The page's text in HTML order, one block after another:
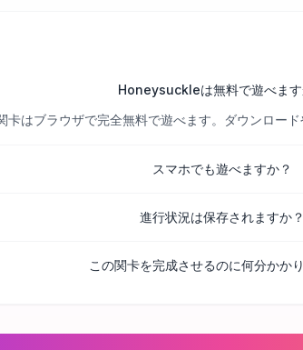
Honeysuckleは無料で遊べます
はブラウザで完全無料で遊べます。ダウンロード
スマホでも遊べますか？
進行状況は保存されますか？
この関卡を完成させるのに何分かか